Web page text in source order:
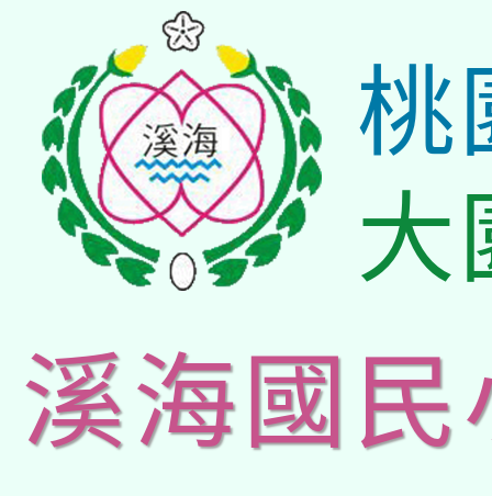
桃
大
溪海國民